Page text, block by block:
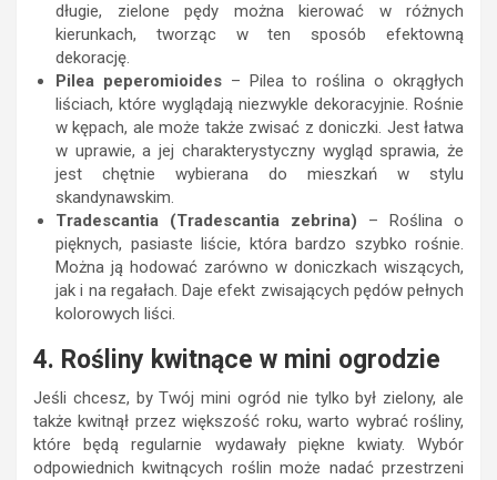
długie, zielone pędy można kierować w różnych
kierunkach, tworząc w ten sposób efektowną
dekorację.
Pilea peperomioides– Pilea to roślina o okrągłych
liściach, które wyglądają niezwykle dekoracyjnie. Rośnie
w kępach, ale może także zwisać z doniczki. Jest łatwa
w uprawie, a jej charakterystyczny wygląd sprawia, że
jest chętnie wybierana do mieszkań w stylu
skandynawskim.
Tradescantia (Tradescantia zebrina) – Roślina o
pięknych, pasiaste liście, która bardzo szybko rośnie.
Można ją hodować zarówno w doniczkach wiszących,
jak i na regałach. Daje efekt zwisających pędów pełnych
kolorowych liści.
4. Rośliny kwitnące w mini ogrodzie
Jeśli chcesz, by Twój mini ogród nie tylko był zielony, ale
także kwitnął przez większość roku, warto wybrać rośliny,
które będą regularnie wydawały piękne kwiaty. Wybór
odpowiednich kwitnących roślin może nadać przestrzeni